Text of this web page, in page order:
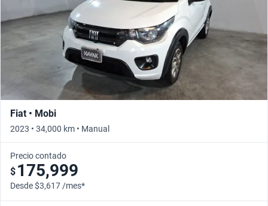
Fiat • Mobi
2023 • 34,000 km • Manual
Precio contado
$ 175,999
Desde $3,617 /mes*